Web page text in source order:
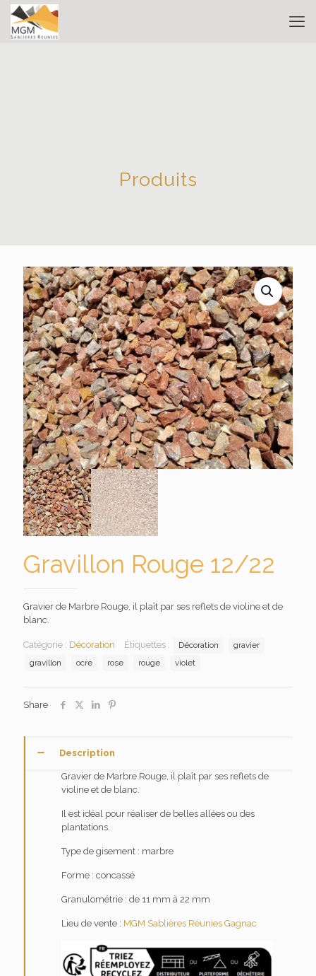
Produits
Gravillon Rouge 12/22
Gravier de Marbre Rouge, il plaît par ses reflets de violine et de
blanc.
Catégorie : Décoration Étiquettes : Décoration
gravier
gravillon
ocre rose rouge violet
Share
Description
Gravier de Marbre Rouge, il plaît par ses reflets de
violine et de blanc.
Il est idéal pour réaliser de belles allées ou des
plantations.
Type de gisement : marbre
Forme : concassé
Granulométrie : de 11 mm à 22 mm
Lieu de vente : MGM Sablières Réunies Gagnac